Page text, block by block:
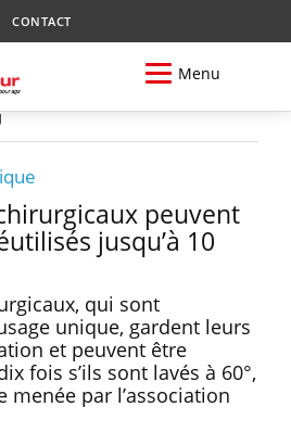
CONTACT
Menu
peuvent
jusqu’à 10
qui sont
unique, gardent leurs
et peuvent être
fois s’ils sont lavés à 60°,
menée par l’association